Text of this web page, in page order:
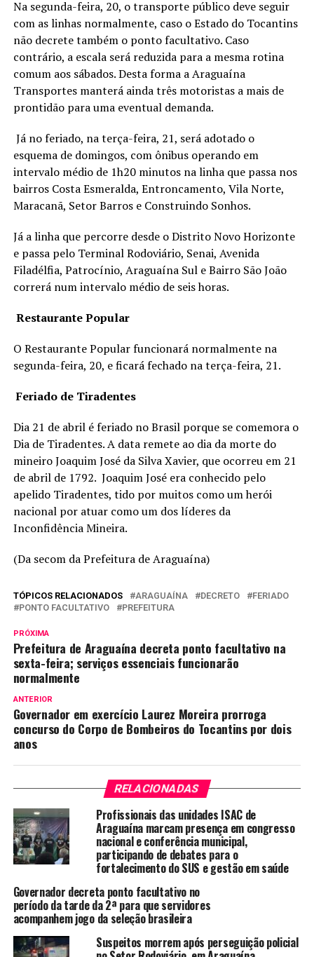
Na segunda-feira, 20, o transporte público deve seguir
com as linhas normalmente, caso o Estado do Tocantins
não decrete também o ponto facultativo. Caso
contrário, a escala será reduzida para a mesma rotina
comum aos sábados. Desta forma a Araguaína
Transportes manterá ainda três motoristas a mais de
prontidão para uma eventual demanda.
Já no feriado, na terça-feira, 21, será adotado o
esquema de domingos, com ônibus operando em
intervalo médio de 1h20 minutos na linha que passa nos
bairros Costa Esmeralda, Entroncamento, Vila Norte,
Maracanã, Setor Barros e Construindo Sonhos.
Já a linha que percorre desde o Distrito Novo Horizonte
e passa pelo Terminal Rodoviário, Senai, Avenida
Filadélfia, Patrocínio, Araguaína Sul e Bairro São João
correrá num intervalo médio de seis horas.
Restaurante Popular
O Restaurante Popular funcionará normalmente na
segunda-feira, 20, e ficará fechado na terça-feira, 21.
Feriado de Tiradentes
Dia 21 de abril é feriado no Brasil porque se comemora o
Dia de Tiradentes. A data remete ao dia da morte do
mineiro Joaquim José da Silva Xavier, que ocorreu em 21
de abril de 1792. Joaquim José era conhecido pelo
apelido Tiradentes, tido por muitos como um herói
nacional por atuar como um dos líderes da
Inconfidência Mineira.
(Da secom da Prefeitura de Araguaína)
TÓPICOS RELACIONADOS ARAGUAÍNA DECRETO
FERIADO
PONTO FACULTATIVO
PREFEITURA
PRÓXIMA
Prefeitura de Araguaína decreta ponto facultativo na
sexta-feira; serviços essenciais funcionarão
normalmente
ANTERIOR
Governador em exercício Laurez Moreira prorroga
concurso do Corpo de Bombeiros do Tocantins por dois
anos
RELACIONADAS
Profissionais das unidades ISAC de
Araguaína marcam presença em congresso
nacional e conferência municipal,
participando de debates para o
fortalecimento do SUS e gestão em saúde
Governador decreta ponto facultativo no
período da tarde da 2ª para que servidores
acompanhem jogo da seleção brasileira
Suspeitos morrem após perseguição policial